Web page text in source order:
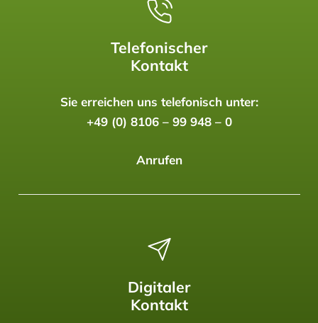
Telefonischer
Kontakt
Sie erreichen uns telefonisch unter:
+49 (0) 8106 – 99 948 – 0
Anrufen
Digitaler
Kontakt